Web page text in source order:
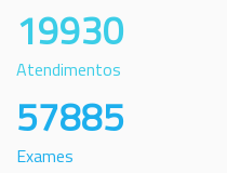
19930
Atendimentos
57885
Exames